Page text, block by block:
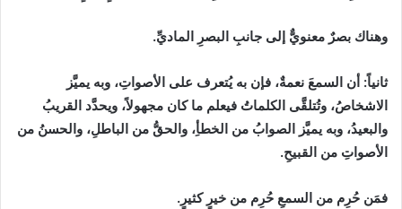
وهناك بصرٌ معنويٌّ إلى جانبِ البصرِ الماديِّ.
ثانياً: أن السمعَ نعمةٌ، فإن به يُتعرف على الأصواتِ، وبه يميَّز
الاشخاصُ، وتُتلقَّى الكلماتُ فيعلم ما كان مجهولاً، ويحدَّد القريبُ
والبعيدُ، وبه يميَّز الصوابُ من الخطأِ، والحقُّ من الباطلِ، والحسنُ من
الأصواتِ من القبيحِ.
فمَن حُرِم من السمعِ حُرِم من خيرٍ كثيرٍ.